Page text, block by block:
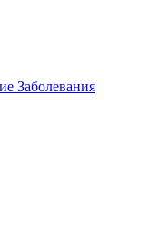
Заболевания